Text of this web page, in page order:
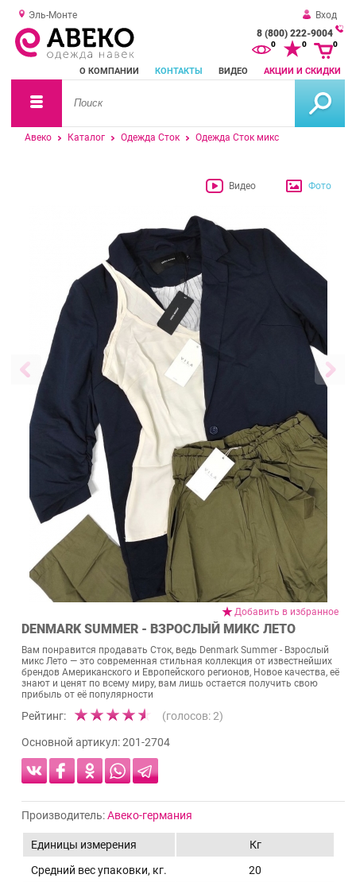
Эль-Монте
Вход
8 (800) 222-9004
О КОМПАНИИ КОНТАКТЫ ВИДЕО АКЦИИ И СКИДКИ
0 0 0
Авеко Каталог Одежда Сток Одежда Сток микс
Видео Фото
Добавить в избранное
DENMARK SUMMER - ВЗРОСЛЫЙ МИКС ЛЕТО
Вам понравится продавать Сток, ведь Denmark Summer - Взрослый
микс Лето — это современная стильная коллекция от известнейших
брендов Американского и Европейского регионов, Новое качества, её
знают и ценят по всему миру, вам лишь остается получить свою
прибыль от её популярности
Рейтинг: (голосов:2)
Основной артикул:201-2704
Производитель:Авеко-германия
Единицы измерения
Кг
Средний вес упаковки, кг.
20